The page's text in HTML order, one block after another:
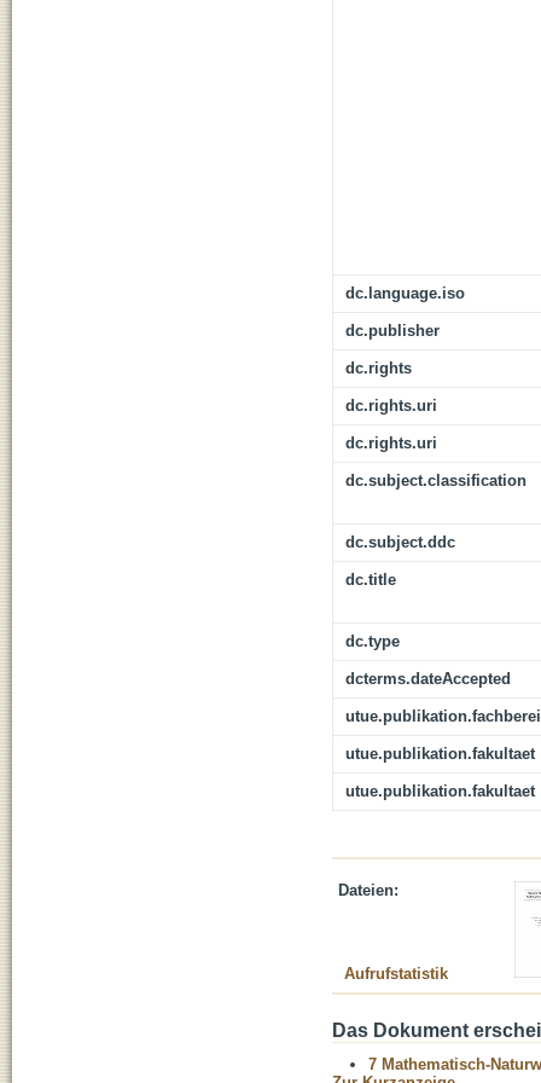
dc.language.iso
dc.publisher
dc.rights
dc.rights.uri
dc.rights.uri
dc.subject.classification
dc.subject.ddc
dc.title
dc.type
dcterms.dateAccepted
utue.publikation.fakultaet
utue.publikation.fakultaet
Dateien:
Aufrufstatistik
Das Dokument
7 Mathematisch-